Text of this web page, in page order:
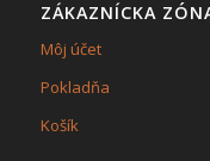
ZÁKAZNÍCKA
Môj účet
Pokladňa
Košík